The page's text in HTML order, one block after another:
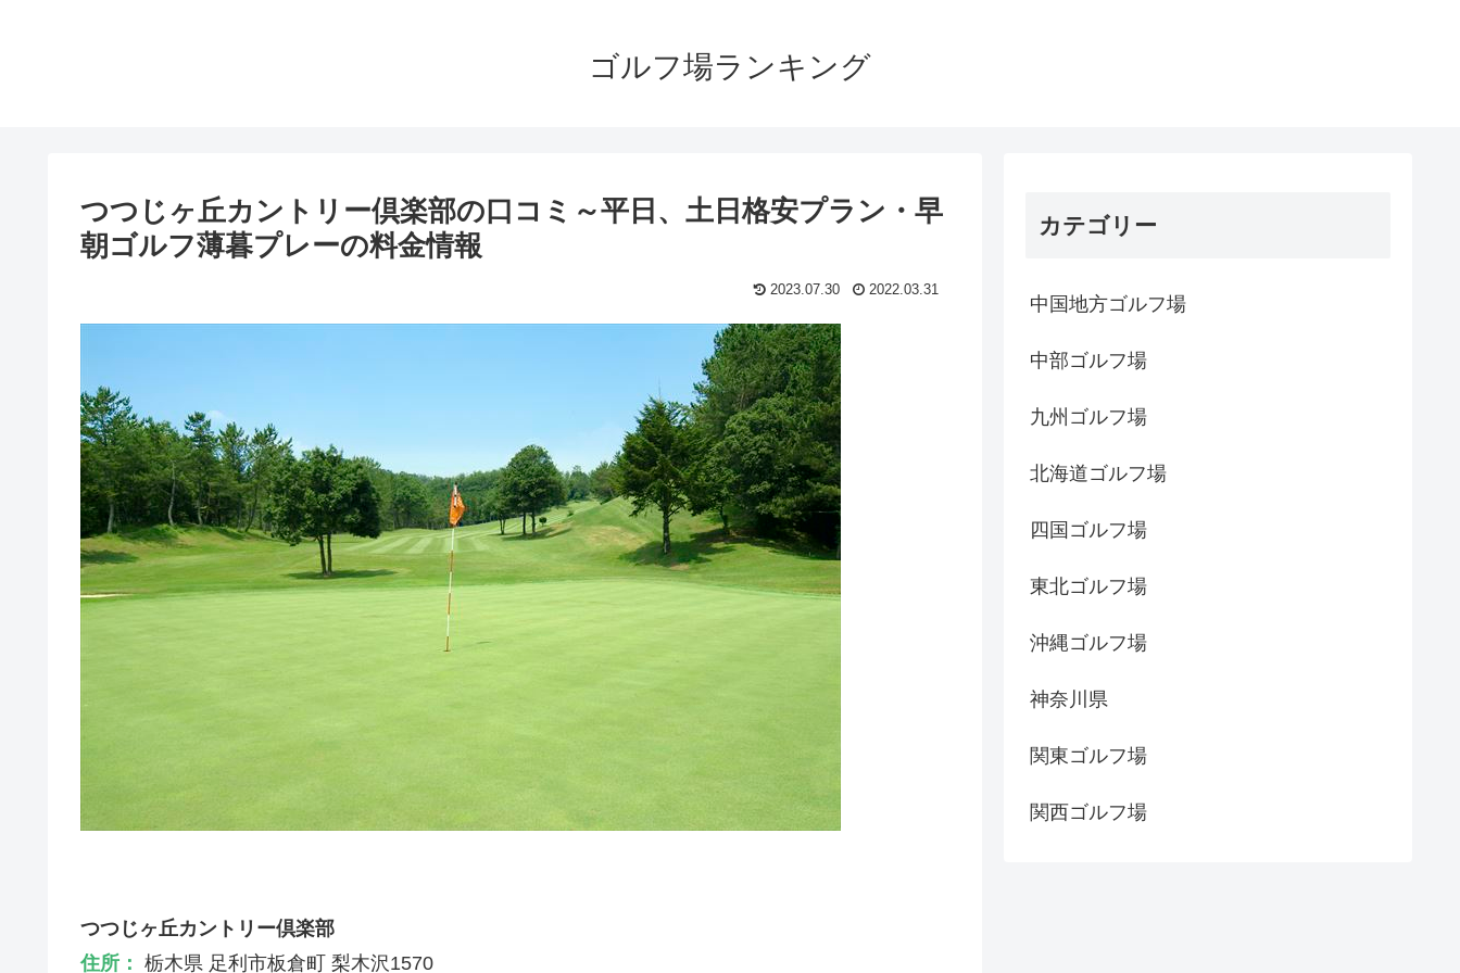
ゴルフ場ランキング
つつじヶ丘カントリー倶楽部の口コミ～平日、土日格安プラン・早
朝ゴルフ薄暮プレーの料金情報
2023.07.30 2022.03.31
つつじヶ丘カントリー倶楽部
住所： 栃木県 足利市板倉町 梨木沢1570
カテゴリー
中国地方ゴルフ場
中部ゴルフ場
九州ゴルフ場
北海道ゴルフ場
四国ゴルフ場
東北ゴルフ場
沖縄ゴルフ場
神奈川県
関東ゴルフ場
関西ゴルフ場